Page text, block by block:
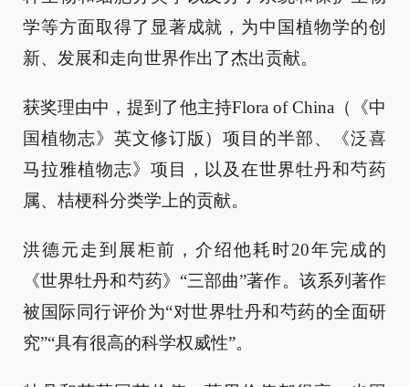
学等方面取得了显著成就，为中国植物学的创
新、发展和走向世界作出了杰出贡献。
获奖理由中，提到了他主持Flora of China（《中
国植物志》英文修订版）项目的半部、《泛喜
马拉雅植物志》项目，以及在世界牡丹和芍药
属、桔梗科分类学上的贡献。
洪德元走到展柜前，介绍他耗时20年完成的
《世界牡丹和芍药》“三部曲”著作。该系列著作
被国际同行评价为“对世界牡丹和芍药的全面研
究”“具有很高的科学权威性”。